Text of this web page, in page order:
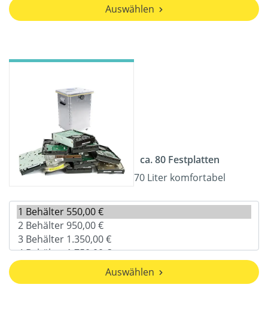
Auswählen
ca. 80 Festplatten
70 Liter komfortabel
Auswählen